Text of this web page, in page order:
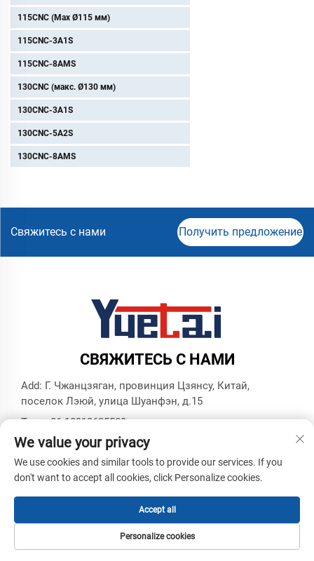
115CNC (Max Ø115 мм)
115CNC-3A1S
115CNC-8AMS
130CNC (макс. Ø130 мм)
130CNC-3A1S
130CNC-5A2S
130CNC-8AMS
Свяжитесь с нами Получить предложение
СВЯЖИТЕСЬ С НАМИ
Add: Г. Чжанцзяган, провинция Цзянсу, Китай,
поселок Лэюй, улица Шуанфэн, д.15
Тел.:+86 18913625580
E-mail: [email protected]
Политика конфиденциальности
We value your privacy
We use cookies and similar tools to provide our services. If you
don't want to accept all cookies, click Personalize cookies.
Personalize cookies
Accept all